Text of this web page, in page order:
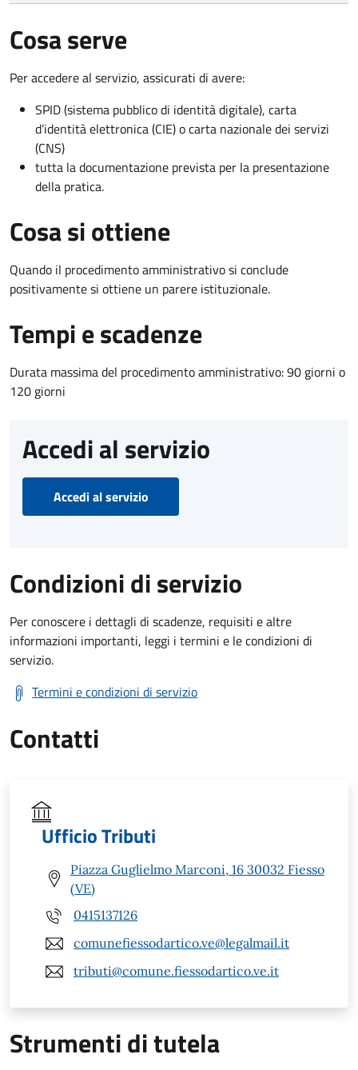
Cosa serve
Per accedere al servizio, assicurati di avere:
SPID (sistema pubblico di identità digitale), carta
d’identità elettronica (CIE) o carta nazionale dei servizi
(CNS)
tutta la documentazione prevista per la presentazione
della pratica.
Cosa si ottiene
Quando il procedimento amministrativo si conclude
positivamente si ottiene un parere istituzionale.
Tempi e scadenze
Durata massima del procedimento amministrativo: 90 giorni o
120 giorni
Accedi al servizio
Accedi al servizio
Condizioni di servizio
Per conoscere i dettagli di scadenze, requisiti e altre
informazioni importanti, leggi i termini e le condizioni di
servizio.
Termini e condizioni di servizio
Contatti
Ufficio Tributi
Piazza Guglielmo Marconi, 16 30032 Fiesso
(VE)
0415137126
comunefiessodartico.ve@legalmail.it
tributi@comune.fiessodartico.ve.it
Strumenti di tutela